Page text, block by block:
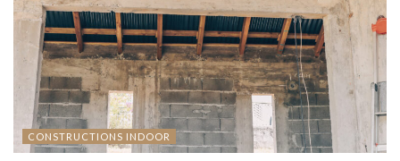
CONSTRUCTIONS INDOOR